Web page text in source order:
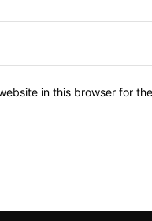
in this browser for